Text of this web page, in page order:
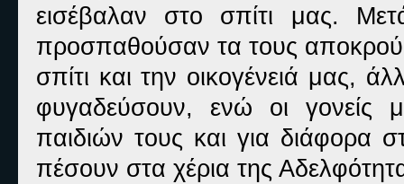
εισέβαλαν στο σπίτι μας.
προσπαθούσαν τα τους
σπίτι και την οικογένειά μας,
φυγαδεύσουν, ενώ οι γονείς
παιδιών τους και για διάφορα
πέσουν στα χέρια της